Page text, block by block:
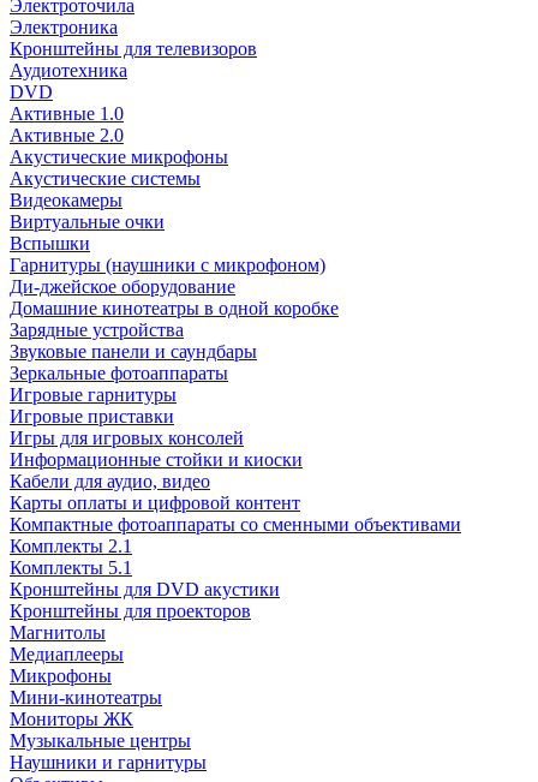
Электроточила
Электроника
Кронштейны для телевизоров
Аудиотехника
DVD
Активные 1.0
Активные 2.0
Акустические микрофоны
Акустические системы
Видеокамеры
Виртуальные очки
Вспышки
Гарнитуры (наушники с микрофоном)
Ди-джейское оборудование
Домашние кинотеатры в одной коробке
Зарядные устройства
Звуковые панели и саундбары
Зеркальные фотоаппараты
Игровые гарнитуры
Игровые приставки
Игры для игровых консолей
Информационные стойки и киоски
Кабели для аудио, видео
Карты оплаты и цифровой контент
Компактные фотоаппараты со сменными объективами
Комплекты 2.1
Комплекты 5.1
Кронштейны для DVD акустики
Кронштейны для проекторов
Магнитолы
Медиаплееры
Микрофоны
Мини-кинотеатры
Мониторы ЖК
Музыкальные центры
Наушники и гарнитуры